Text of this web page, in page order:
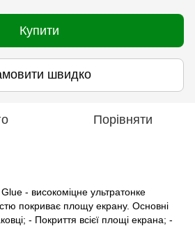
Купити
швидко
Порівняти
- високоміцне ультратонке
покриває площу екрану. Основні
- Покриття всієї площі екрана; -